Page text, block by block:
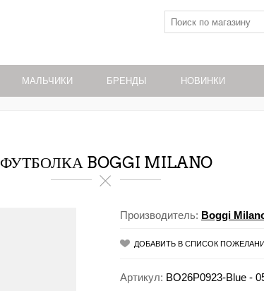
МАЛЬЧИКИ БРЕНДЫ НОВИНКИ
ФУТБОЛКА BOGGI MILANO
Производитель: Boggi
ДОБАВИТЬ В СПИСОК
Артикул: BO26P0923-Blue -